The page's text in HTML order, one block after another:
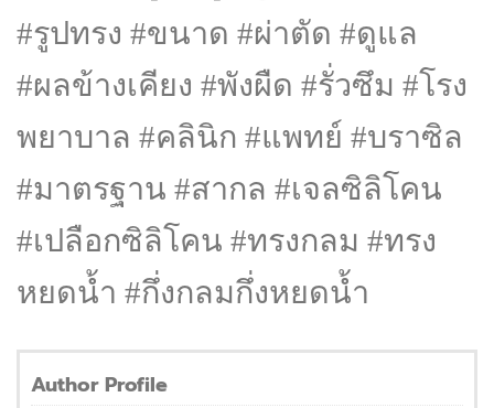
#รูปทรง #ขนาด #ผ่าตัด #ดูแล
#ผลข้างเคียง #พังผืด #รั่วซึม #โรง
พยาบาล #คลินิก #แพทย์ #บราซิล
#มาตรฐาน #สากล #เจลซิลิโคน
#เปลือกซิลิโคน #ทรงกลม #ทรง
หยดน้ำ #กึ่งกลมกึ่งหยดน้ำ
Author Profile